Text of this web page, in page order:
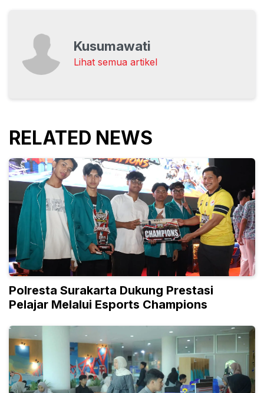
Kusumawati
Lihat semua artikel
RELATED NEWS
Polresta Surakarta Dukung Prestasi
Pelajar Melalui Esports Champions